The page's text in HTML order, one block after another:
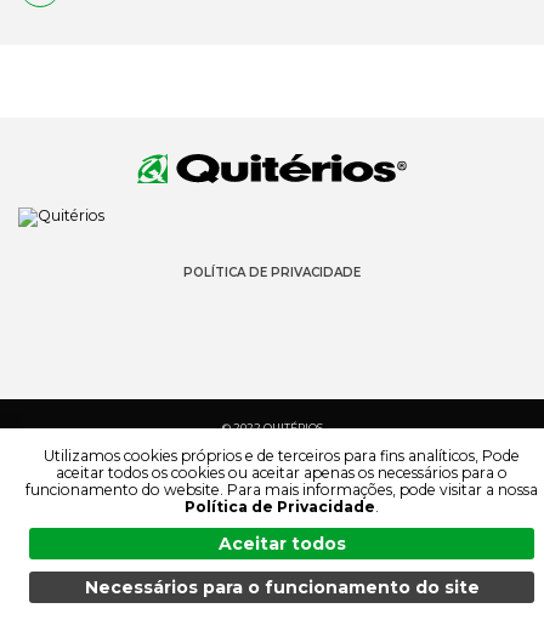
POLÍTICA DE PRIVACIDADE
© 2022 QUITÉRIOS
TODOS OS DIREITOS RESERVADOS
MENU PESQUISA PRODUTOS PT
Utilizamos cookies próprios e de terceiros para fins analíticos, Pode
aceitar todos os cookies ou aceitar apenas os necessários para o
funcionamento do website. Para mais informações, pode visitar a nossa
Política de Privacidade.
Aceitar todos
Necessários para o funcionamento do site